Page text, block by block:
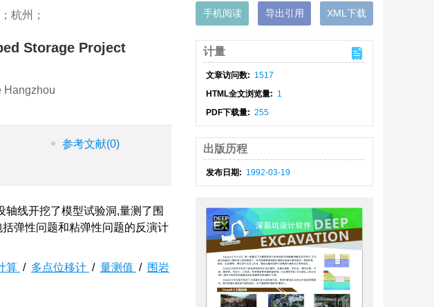
杭州；
Storage Project
Hangzhou
参考文献(0)
线开挖了模型试验洞,量测了围
弹性问题和粘弹性问题的反演计
算 / 多点位移计 / 量测值 / 围岩
手机阅读 导出引用 XML下载
计量
文章访问数: 1517
HTML全文浏览量: 1
PDF下载量: 255
出版历程
发布日期: 1992-03-19